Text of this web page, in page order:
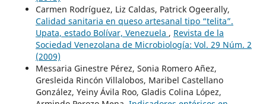
Carmen Rodríguez, Liz Caldas, Patrick Ogeerally,
Calidad sanitaria en queso artesanal tipo “telita”.
Upata, estado Bolívar, Venezuela , Revista de la
Sociedad Venezolana de Microbiología: Vol. 29 Núm. 2
(2009)
Messaria Ginestre Pérez, Sonia Romero Añez,
Gresleida Rincón Villalobos, Maribel Castellano
González, Yeiny Ávila Roo, Gladis Colina López,